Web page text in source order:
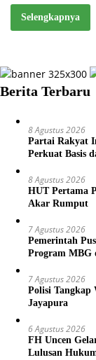
Selengkapnya
Berita Terbaru
8 Agustus 2026
Partai Rakyat
Perkuat Basis
8 Agustus 2026
HUT Pertama
Akar Rumput
7 Agustus 2026
Pemerintah
Program MBG
7 Agustus 2026
Polisi Tangkap
Jayapura
6 Agustus 2026
FH Uncen
Lulusan